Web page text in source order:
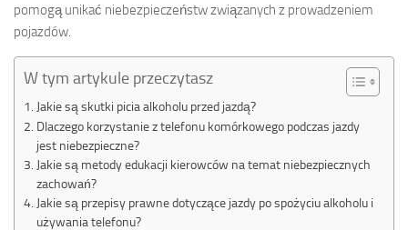
pomogą unikać niebezpieczeństw związanych z prowadzeniem
pojazdów.
W tym artykule przeczytasz
Jakie są skutki picia alkoholu przed jazdą?
Dlaczego korzystanie z telefonu komórkowego podczas jazdy
jest niebezpieczne?
Jakie są metody edukacji kierowców na temat niebezpiecznych
zachowań?
Jakie są przepisy prawne dotyczące jazdy po spożyciu alkoholu i
używania telefonu?